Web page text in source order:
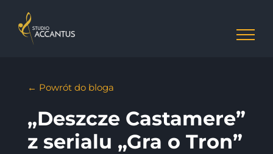
zawartości
← Powrót do bloga
„Deszcze Castamere”
z serialu „Gra o Tron”